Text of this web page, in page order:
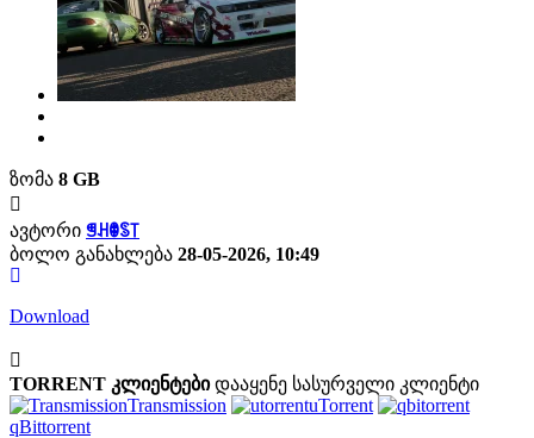
ზომა 8 GB
ავტორი ꁅꃅꂦꌗ꓄
ბოლო განახლება 28-05-2026, 10:49
Download
TORRENT კლიენტები დააყენე სასურველი კლიენტი
Transmission
uTorrent
qBittorrent